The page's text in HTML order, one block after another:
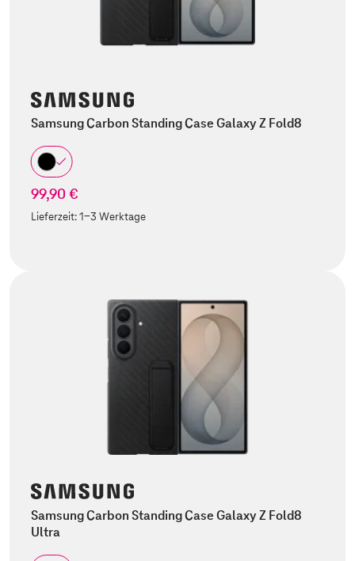
Samsung Carbon Standing Case Galaxy Z Fold8
99,90 €
Lieferzeit:1-3 Werktage
Samsung Carbon Standing Case Galaxy Z Fold8
Ultra